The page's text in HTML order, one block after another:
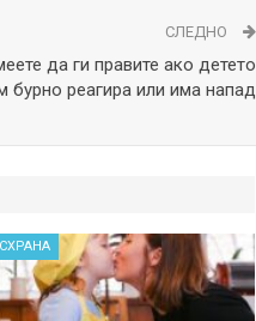
СЛЕДНО
да ги правите ако детето
бурно реагира или има напад